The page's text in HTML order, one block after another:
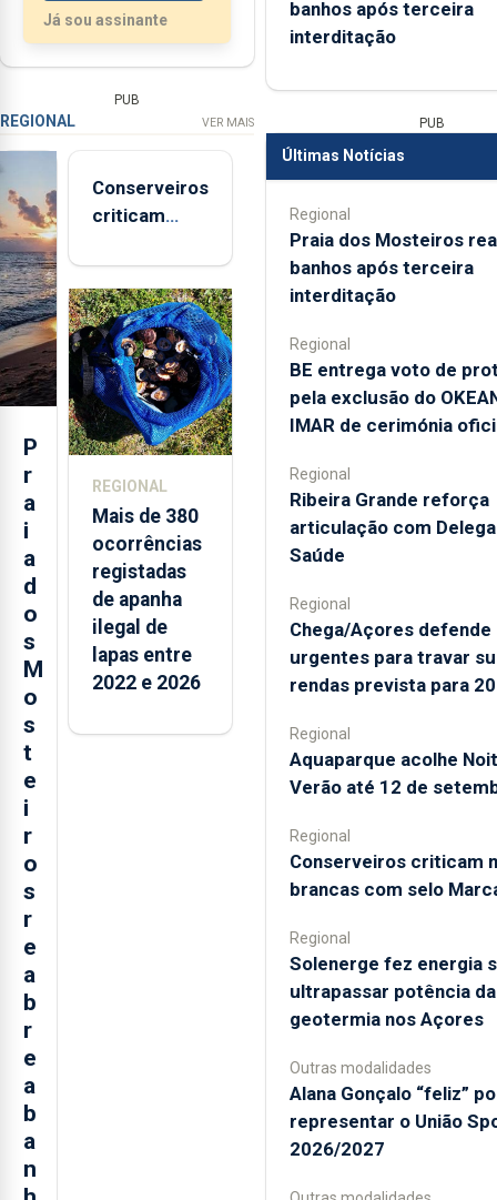
Já sou assinante
PUB
REGIONAL VER MAIS
P
r
a
i
a
d
o
s
M
o
s
t
e
i
r
o
s
r
e
a
b
r
e
a
b
a
n
Conserveiros
criticam
brancas com
selo Marca
Açores
REGIONAL
Mais de 380
ocorrências
registadas
de apanha
ilegal de
lapas entre
2022 e 2026
banhos após terceira
interditação
PUB
Últimas Notícias
Regional
Praia dos Mosteiros
banhos após terceira
interditação
Regional
BE entrega voto de
pela exclusão do
IMAR de cerimónia
Regional
Ribeira Grande reforça
articulação com
Saúde
Regional
Chega/Açores defende
urgentes para travar
rendas prevista para
Regional
Aquaparque acolhe
Verão até 12 de
Regional
Conserveiros criticam
brancas com selo
Regional
Solenerge fez energia
ultrapassar potência da
geotermia nos Açores
Outras modalidades
Alana Gonçalo “feliz”
representar o União
2026/2027